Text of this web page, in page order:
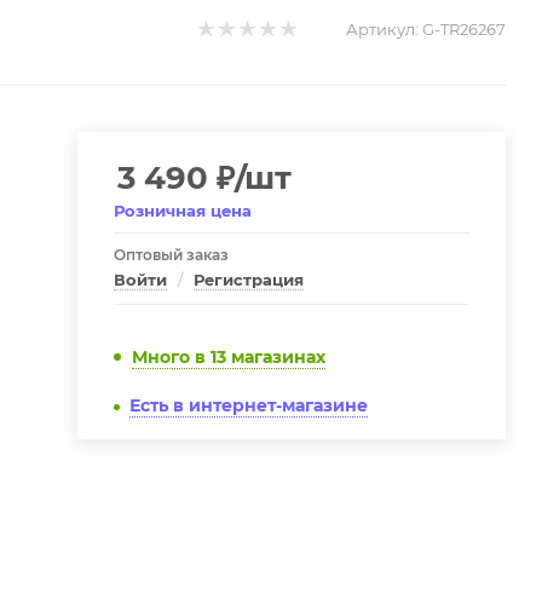
Артикул: G-TR26267
3 490 ₽/шт
Розничная цена
Оптовый заказ
Войти / Регистрация
Много в 13 магазинах
Есть в интернет-магазине